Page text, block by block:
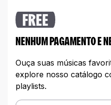
FREE
NENHUM PAGAMENTO E
Ouça suas músicas
explore nosso catálogo
playlists.